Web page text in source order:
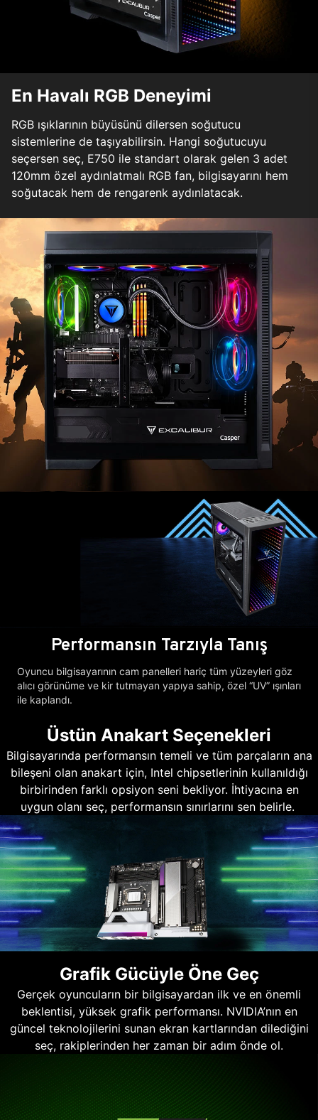
En Havalı RGB Deneyimi
RGB ışıklarının büyüsünü dilersen soğutucu
sistemlerine de taşıyabilirsin. Hangi soğutucuyu
seçersen seç, E750 ile standart olarak gelen 3 adet
120mm özel aydınlatmalı RGB fan, bilgisayarını hem
soğutacak hem de rengarenk aydınlatacak.
Performansın Tarzıyla Tanış
Oyuncu bilgisayarının cam panelleri hariç tüm yüzeyleri göz
alıcı görünüme ve kir tutmayan yapıya sahip, özel “UV” ışınları
ile kaplandı.
Üstün Anakart Seçenekleri
Bilgisayarında performansın temeli ve tüm parçaların ana
bileşeni olan anakart için, Intel chipsetlerinin kullanıldığı
birbirinden farklı opsiyon seni bekliyor. İhtiyacına en
uygun olanı seç, performansın sınırlarını sen belirle.
Grafik Gücüyle Öne Geç
Gerçek oyuncuların bir bilgisayardan ilk ve en önemli
beklentisi, yüksek grafik performansı. NVIDIA’nın en
güncel teknolojilerini sunan ekran kartlarından dilediğini
seç, rakiplerinden her zaman bir adım önde ol.